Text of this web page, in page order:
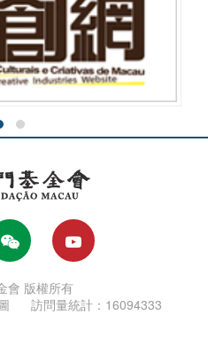
會 版權所有
訪問量統計：16094333